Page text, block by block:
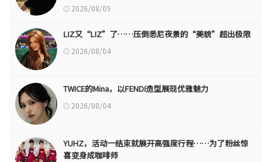
2026/08/05
LIZ又“LIZ”了……压倒悉尼夜景的“美貌”超出极限
2026/08/04
TWICE的Mina，以FENDI造型展现优雅魅力
2026/08/04
YUHZ，活动一结束就展开高强度行程……为了粉丝惊
喜变身成咖啡师